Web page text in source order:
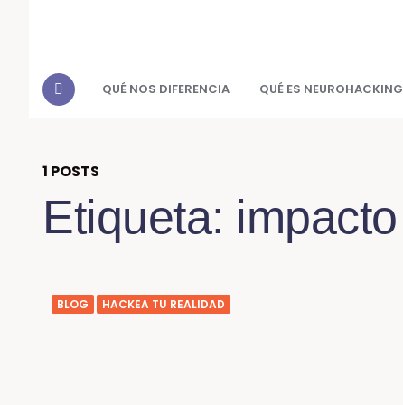
QUÉ NOS DIFERENCIA QUÉ ES NEUROHACKING
1 POSTS
Etiqueta: impacto
BLOG HACKEA TU REALIDAD